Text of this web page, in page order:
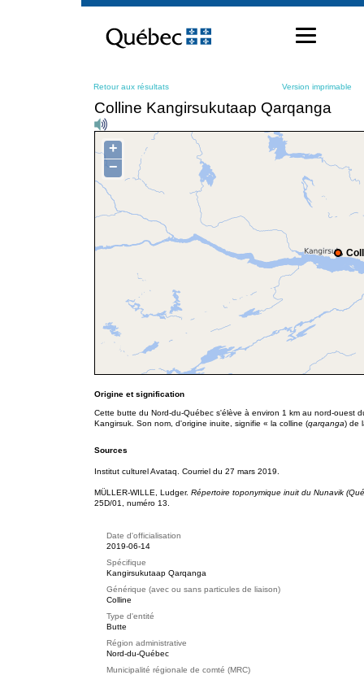
contenu
Retour aux résultats Version imprimable
Colline Kangirsukutaap Qarqanga
+
−
Origine et signification
Cette butte du Nord-du-Québec s'élève à environ 1 km au nord-ouest
Kangirsuk. Son nom, d'origine inuite, signifie « la colline (qarqanga) de
Sources
Institut culturel Avataq. Courriel du 27 mars 2019.
MÜLLER-WILLE, Ludger. Répertoire toponymique inuit du Nunavik
25D/01, numéro 13.
Date d'officialisation
2019-06-14
Spécifique
Kangirsukutaap Qarqanga
Générique (avec ou sans particules de liaison)
Colline
Type d'entité
Butte
Région administrative
Nord-du-Québec
Municipalité régionale de comté (MRC)